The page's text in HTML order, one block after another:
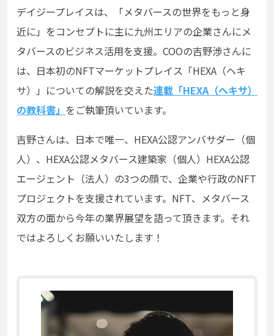
デイジープレイスは、「メタバースの世界をもっと身
近に」をコンセプトに主に九州エリアの企業さんにメ
タバースのビジネス活用を支援。COOの吉野渉さんに
は、日本初のNFTマーケットプレイス「HEXA（ヘキ
サ）」についての解説を交えた連載「HEXA（ヘキサ）
の教科書」 をご執筆頂いています。
吉野さんは、日本で唯一、HEXA公認アンバサダー（個
人）、HEXA公認メタバース建築家（個人）HEXA公認
エージェント（法人）の3つの顔で、企業や行政のNFT
プロジェクトを支援されています。NFT、メタバース
双方の面から今年の業界展望を語って頂きます。それ
ではよろしくお願いいたします！